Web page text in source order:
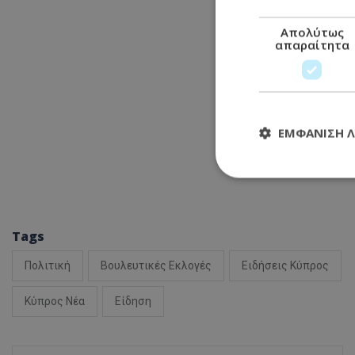
Tags
Πολιτική Βουλευτικές Εκλογές Ειδήσεις Κύπρος
Κύπρος Νέα Είδηση
Απολύτως
απαραίτητα
ΕΜΦΆΝΙΣΗ
Τα απολύτως
Ονοματεπώνυμο